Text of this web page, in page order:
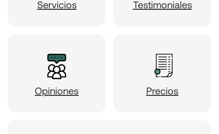
Servicios Testimoniales
Opiniones Precios